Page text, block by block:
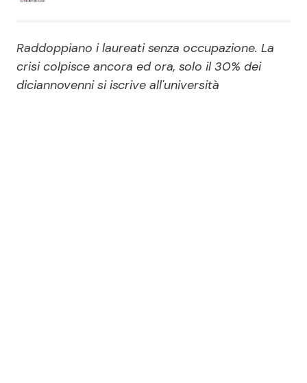
Persone Scomparse
Politica
Programmi TV
Reality e Talent
Raddoppiano i laureati senza occupazione. La
crisi colpisce ancora ed ora, solo il 30% dei
diciannovenni si iscrive all'università